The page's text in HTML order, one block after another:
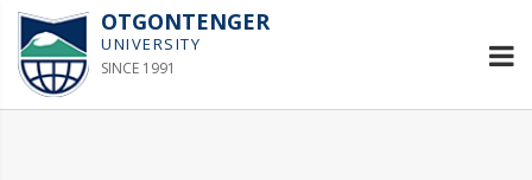
OTGONTENGER
UNIVERSITY
SINCE 1991